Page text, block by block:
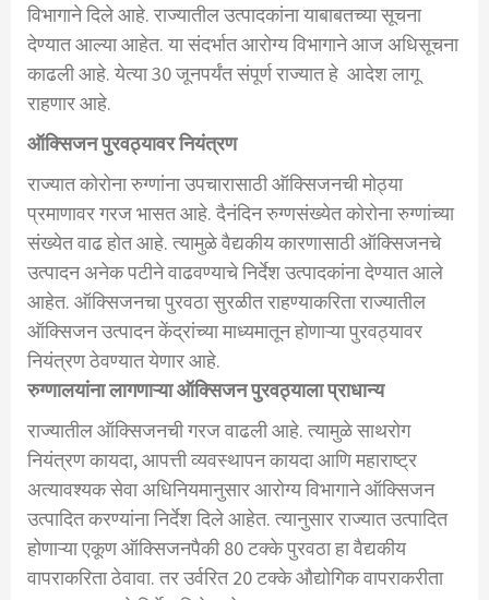
विभागाने दिले आहे. राज्यातील उत्पादकांना याबाबतच्या सूचना
देण्यात आल्या आहेत. या संदर्भात आरोग्य विभागाने आज अधिसूचना
काढली आहे. येत्या 30 जूनपर्यंत संपूर्ण राज्यात हे आदेश लागू
राहणार आहे.
ऑक्सिजन पुरवठ्यावर नियंत्रण
राज्यात कोरोना रुग्णांना उपचारासाठी ऑक्सिजनची मोठ्या
प्रमाणावर गरज भासत आहे. दैनंदिन रुग्णसंख्येत कोरोना रुग्णांच्या
संख्येत वाढ होत आहे. त्यामुळे वैद्यकीय कारणासाठी ऑक्सिजनचे
उत्पादन अनेक पटीने वाढवण्याचे निर्देश उत्पादकांना देण्यात आले
आहेत. ऑक्सिजनचा पुरवठा सुरळीत राहण्याकरिता राज्यातील
ऑक्सिजन उत्पादन केंद्रांच्या माध्यमातून होणाऱ्या पुरवठ्यावर
नियंत्रण ठेवण्यात येणार आहे.
रुग्णालयांना लागणाऱ्या ऑक्सिजन पुरवठ्याला प्राधान्य
राज्यातील ऑक्सिजनची गरज वाढली आहे. त्यामुळे साथरोग
नियंत्रण कायदा, आपत्ती व्यवस्थापन कायदा आणि महाराष्ट्र
अत्यावश्यक सेवा अधिनियमानुसार आरोग्य विभागाने ऑक्सिजन
उत्पादित करण्यांना निर्देश दिले आहेत. त्यानुसार राज्यात उत्पादित
होणाऱ्या एकूण ऑक्सिजनपैकी 80 टक्के पुरवठा हा वैद्यकीय
वापराकरिता ठेवावा. तर उर्वरित 20 टक्के औद्योगिक वापराकरीता